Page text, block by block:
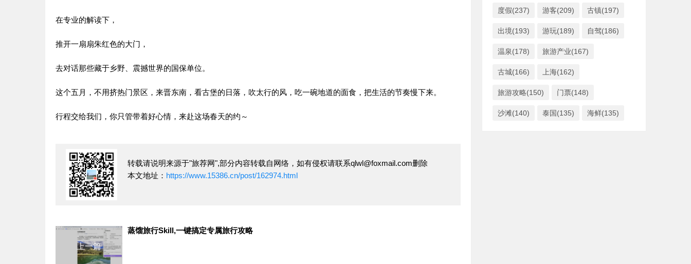
在专业的解读下，
推开一扇扇朱红色的大门，
去对话那些藏于乡野、震撼世界的国保单位。
这个五月，不用挤热门景区，来晋东南，看古堡的日落，吹太行的风，吃一碗地道的面食，把生活的节奏慢下来。
行程交给我们，你只管带着好心情，来赴这场春天的约～
转载请说明来源于"旅荐网",部分内容转载自网络，如有侵权请联系qlwl@foxmail.com删除
本文地址： https://www.15386.cn/post/162974.html
上一篇
蒸馏旅行Skill,一键搞定专属旅行攻略
度假(237) 游客(209) 古镇(197)
出境(193) 游玩(189) 自驾(186)
温泉(178) 旅游产业(167)
古城(166) 上海(162)
旅游攻略(150) 门票(148)
沙滩(140) 泰国(135) 海鲜(135)